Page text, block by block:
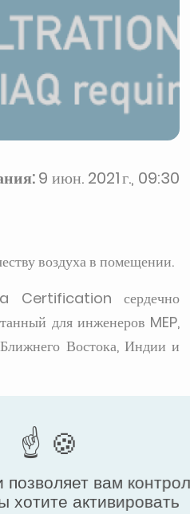
9 июн. 2021 г., 09:30
воздуха в помещении.
сердечно
для инженеров MEP,
Востока, Индии и
ISO 16890 для
качество воздуха в
о разработке
классы фильтрации. Он
позволяющими выбрать
позволяет вам
хотите активировать